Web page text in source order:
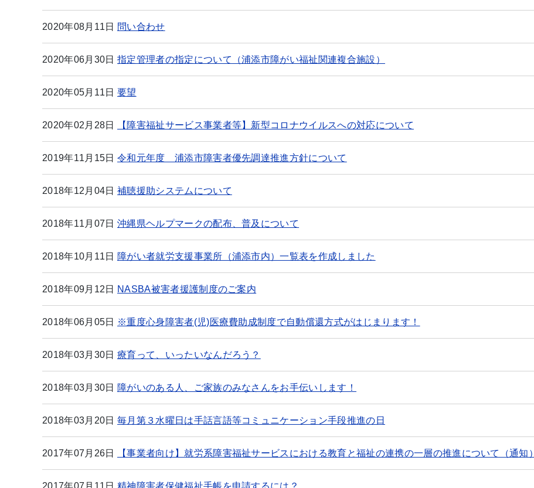
2020年08月11日 問い合わせ
2020年06月30日 指定管理者の指定について（浦添市障がい福祉関連複合施設）
2020年05月11日 要望
2020年02月28日 【障害福祉サービス事業者等】新型コロナウイルスへの対応について
2019年11月15日 令和元年度 浦添市障害者優先調達推進方針について
2018年12月04日 補聴援助システムについて
2018年11月07日 沖縄県ヘルプマークの配布、普及について
2018年10月11日 障がい者就労支援事業所（浦添市内）一覧表を作成しました
2018年09月12日 NASBA被害者援護制度のご案内
2018年06月05日 ※重度心身障害者(児)医療費助成制度で自動償還方式がはじまります！
2018年03月30日 療育って、いったいなんだろう？
2018年03月30日 障がいのある人、ご家族のみなさんをお手伝いします！
2018年03月20日 毎月第３水曜日は手話言語等コミュニケーション手段推進の日
2017年07月26日 【事業者向け】就労系障害福祉サービスにおける教育と福祉の連携の一層の推進について（通知）
2017年07月11日 精神障害者保健福祉手帳を申請するには？